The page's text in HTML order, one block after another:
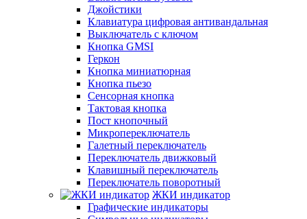
Джойстики
Клавиатура цифровая антивандальная
Выключатель с ключом
Кнопка GMSI
Геркон
Кнопка миниатюрная
Кнопка пьезо
Сенсорная кнопка
Тактовая кнопка
Пост кнопочный
Микропереключатель
Галетный переключатель
Переключатель движковый
Клавишный переключатель
Переключатель поворотный
ЖКИ индикатор
Графические индикаторы